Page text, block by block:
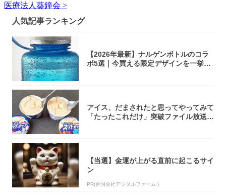
医療法人葵鐘会 >
人気記事ランキング
【2026年最新】ナルゲンボトルのコラ
ボ5選｜今買える限定デザインを一挙紹
アイス、だまされたと思ってやってみて
「たったこれだけ」突破ファイル放送で
【当選】金運が上がる直前に起こるサイ
ン
PR(合同会社デジタルファーム )